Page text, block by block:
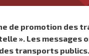
de promotion
». Les
transports